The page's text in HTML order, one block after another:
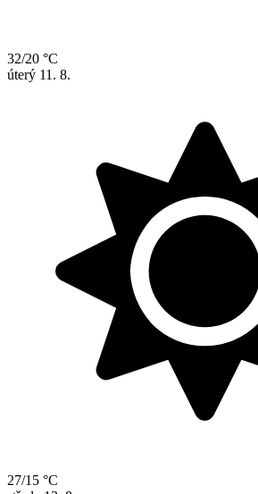
32/20 °C
úterý 11. 8.
27/15 °C